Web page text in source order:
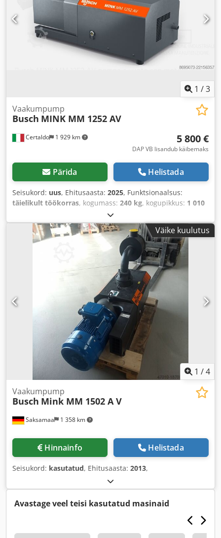
1 /3
Certaldo 1 929 km
Vaakumpump
Busch MINK MM 1252 AV
5 800 €
DAP VB lisandub käibemaks
Pärida Helistada
Seisukord: uus, Ehitusaasta: 2025, Funktsionaalsus:
täielikult töökorras, kogumass: 240 kg, kogupikkus: 1 010
, kogukõrgus:
vooluhulk:250 m³/h, lõpp-rõhk:100 latt, sisendpinge:400
, sisendsagedus:50 Hz, sisendvool:11 A, sisendtüüpi
kolmefaasiline , jahutuse tüüp: õhk, pöörlemiskiirus
, garantii kestus: 12 kuud,
Väike kuulutus
1 /4
Saksamaa 1 358 km
Vaakumpump
Busch Mink MM 1502 A V
Hinnainfo Helistada
Seisukord: kasutatud, Ehitusaasta: 2013,
Avastage veel teisi kasutatud masinaid